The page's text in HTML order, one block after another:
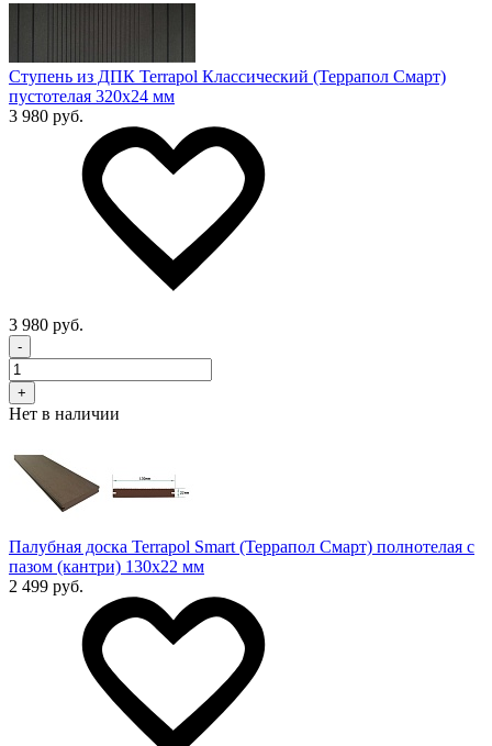
Ступень из ДПК Terrapol Классический (Террапол Смарт)
пустотелая 320х24 мм
3 980 руб.
3 980 руб.
-
+
Нет в наличии
Палубная доска Terrapol Smart (Террапол Смарт) полнотелая с
пазом (кантри) 130х22 мм
2 499 руб.